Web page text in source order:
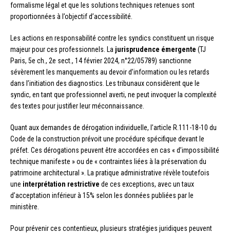
formalisme légal et que les solutions techniques retenues sont
proportionnées à l’objectif d’accessibilité.
Les actions en responsabilité contre les syndics constituent un risque
majeur pour ces professionnels. La jurisprudence émergente (TJ
Paris, 5e ch., 2e sect., 14 février 2024, n°22/05789) sanctionne
sévèrement les manquements au devoir d’information ou les retards
dans l’initiation des diagnostics. Les tribunaux considèrent que le
syndic, en tant que professionnel averti, ne peut invoquer la complexité
des textes pour justifier leur méconnaissance.
Quant aux demandes de dérogation individuelle, l’article R.111-18-10 du
Code de la construction prévoit une procédure spécifique devant le
préfet. Ces dérogations peuvent être accordées en cas « d’impossibilité
technique manifeste » ou de « contraintes liées à la préservation du
patrimoine architectural ». La pratique administrative révèle toutefois
une interprétation restrictive de ces exceptions, avec un taux
d’acceptation inférieur à 15% selon les données publiées par le
ministère.
Pour prévenir ces contentieux, plusieurs stratégies juridiques peuvent